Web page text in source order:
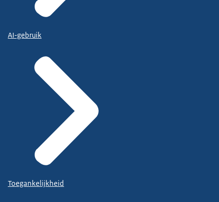
AI-gebruik
Toegankelijkheid